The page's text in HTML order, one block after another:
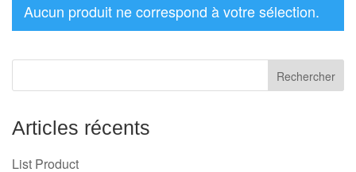
Aucun produit ne correspond à votre sélection.
Articles récents
List Product